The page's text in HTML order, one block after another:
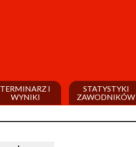
TERMINARZ I
WYNIKI
STATYSTYKI
ZAWODNIKÓW